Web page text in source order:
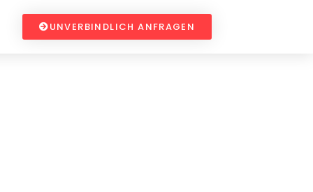
UNVERBINDLICH ANFRAGEN